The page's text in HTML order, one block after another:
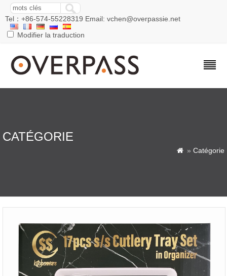
Tel：+86-574-55228319 Email: vchen@overpassie.net
Modifier la traduction
CATÉGORIE
 » Catégorie